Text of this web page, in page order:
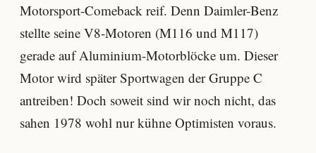
Motorsport-Comeback reif. Denn Daimler-Benz
stellte seine V8-Motoren (M116 und M117)
gerade auf Aluminium-Motorblöcke um. Dieser
Motor wird später Sportwagen der Gruppe C
antreiben! Doch soweit sind wir noch nicht, das
sahen 1978 wohl nur kühne Optimisten voraus.